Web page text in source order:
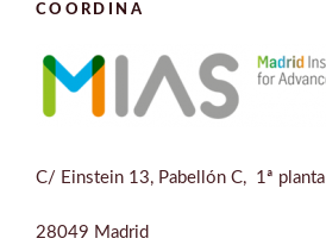
COORDINA
C/ Einstein 13, Pabellón C, 1ª planta
28049 Madrid